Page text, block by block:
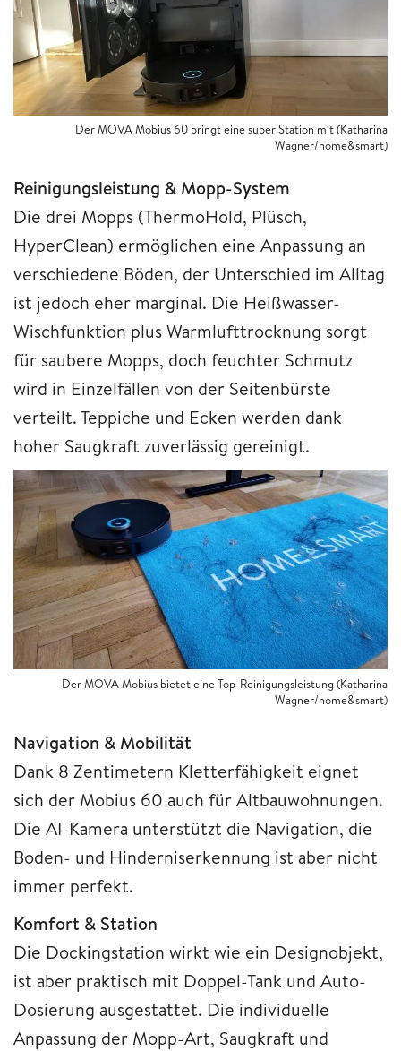
Der MOVA Mobius 60 bringt eine super Station mit (Katharina
Wagner/home&smart)
Reinigungsleistung & Mopp-System
Die drei Mopps (ThermoHold, Plüsch,
HyperClean) ermöglichen eine Anpassung an
verschiedene Böden, der Unterschied im Alltag
ist jedoch eher marginal. Die Heißwasser-
Wischfunktion plus Warmlufttrocknung sorgt
für saubere Mopps, doch feuchter Schmutz
wird in Einzelfällen von der Seitenbürste
verteilt. Teppiche und Ecken werden dank
hoher Saugkraft zuverlässig gereinigt.
Der MOVA Mobius bietet eine Top-Reinigungsleistung (Katharina
Wagner/home&smart)
Navigation & Mobilität
Dank 8 Zentimetern Kletterfähigkeit eignet
sich der Mobius 60 auch für Altbauwohnungen.
Die AI-Kamera unterstützt die Navigation, die
Boden- und Hinderniserkennung ist aber nicht
immer perfekt.
Komfort & Station
Die Dockingstation wirkt wie ein Designobjekt,
ist aber praktisch mit Doppel-Tank und Auto-
Dosierung ausgestattet. Die individuelle
Anpassung der Mopp-Art, Saugkraft und